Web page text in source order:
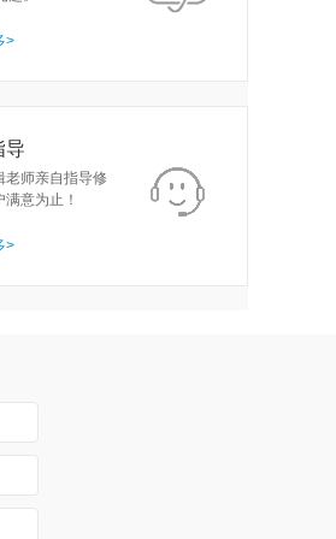
>
导
老师亲自指导修
意为止！
>